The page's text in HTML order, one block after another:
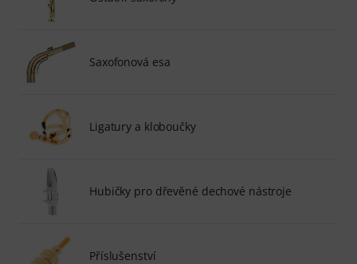
Saxofonová esa
Ligatury a kloboučky
Hubičky pro dřevěné dechové nástroje
Příslušenství